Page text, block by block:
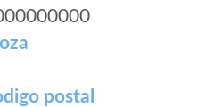
postal